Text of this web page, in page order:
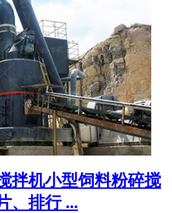
拌机小型饲料粉碎搅
、排行 ...